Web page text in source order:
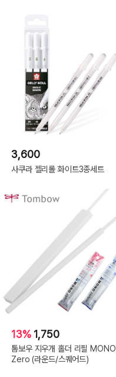
3,600
사쿠라 젤리롤 화이트3종세트
13% 1,750
톰보우 지우개 홀더 리필 MONO
Zero (라운드/스퀘어드)